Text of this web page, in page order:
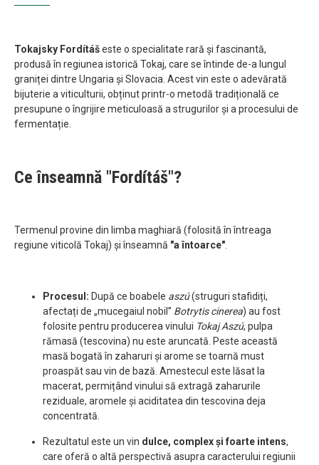
Tokajsky Fordítášeste o specialitate rară și fascinantă,
produsă în regiunea istorică Tokaj, care se întinde de-a lungul
graniței dintre Ungaria și Slovacia. Acest vin este o adevărată
bijuterie a viticulturii, obținut printr-o metodă tradițională ce
presupune o îngrijire meticuloasă a strugurilor și a procesului de
fermentație.
Ce înseamnă "Fordítáš"?
Termenul provine din limba maghiară (folosită în întreaga
regiune viticolă Tokaj) și înseamnă "a întoarce".
Procesul: După ce boabele aszú(struguri stafidiți,
afectați de „mucegaiul nobil” Botrytis cinerea) au fost
folosite pentru producerea vinului Tokaj Aszú, pulpa
rămasă (tescovina) nu este aruncată. Peste această
masă bogată în zaharuri și arome se toarnă must
proaspăt sau vin de bază. Amestecul este lăsat la
macerat, permițând vinului să extragă zaharurile
reziduale, aromele și aciditatea din tescovina deja
concentrată.
Rezultatul este un vin dulce, complex și foarte intens,
care oferă o altă perspectivă asupra caracterului regiunii